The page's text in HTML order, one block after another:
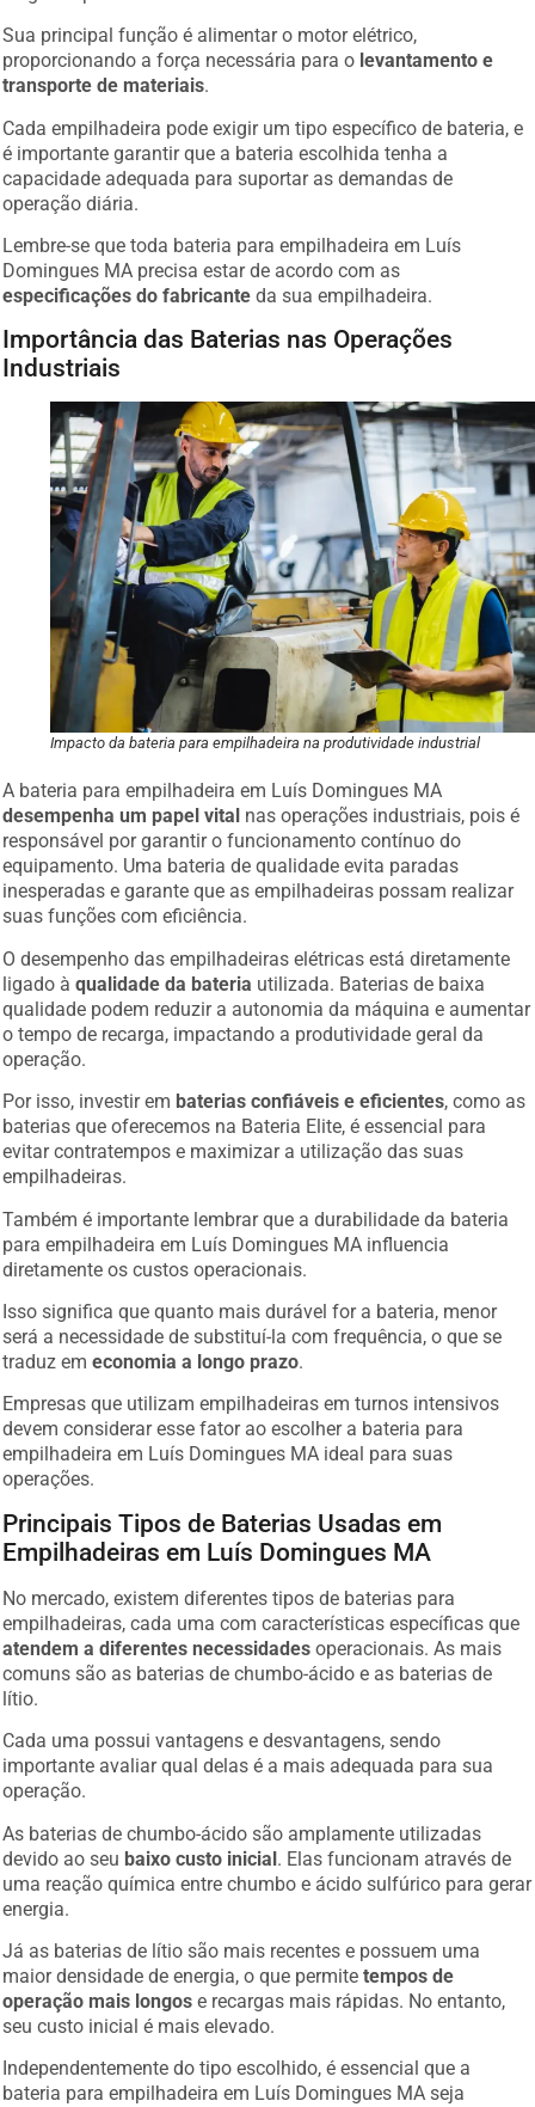
Sua principal função é alimentar o motor elétrico,
proporcionando a força necessária para o levantamento e
transporte de materiais
Cada empilhadeira pode exigir um tipo específico de bateria, e
é importante garantir que a bateria escolhida tenha a
capacidade adequada para suportar as demandas de
operação diária.
Lembre-se que toda bateria para empilhadeira em Luís
Domingues MA precisa estar de acordo com as
especificações do fabricante da sua empilhadeira.
Importância das Baterias nas Operações
Industriais
Impacto da bateria para empilhadeira na produtividade industrial
A bateria para empilhadeira em Luís Domingues MA
desempenha um papel vital nas operações industriais, pois é
responsável por garantir o funcionamento contínuo do
equipamento. Uma bateria de qualidade evita paradas
inesperadas e garante que as empilhadeiras possam realizar
suas funções com eficiência.
O desempenho das empilhadeiras elétricas está diretamente
ligado àqualidade da bateria utilizada. Baterias de baixa
qualidade podem reduzir a autonomia da máquina e aumentar
o tempo de recarga, impactando a produtividade geral da
operação.
Por isso, investir em baterias confiáveis e eficientes , como as
baterias que oferecemos na Bateria Elite, é essencial para
evitar contratempos e maximizar a utilização das suas
empilhadeiras.
Também é importante lembrar que a durabilidade da bateria
para empilhadeira em Luís Domingues MA influencia
diretamente os custos operacionais.
Isso significa que quanto mais durável for a bateria, menor
será a necessidade de substituí-la com frequência, o que se
traduz emeconomia a longo prazo
Empresas que utilizam empilhadeiras em turnos intensivos
devem considerar esse fator ao escolher a bateria para
empilhadeira em Luís Domingues MA ideal para suas
operações.
Principais Tipos de Baterias Usadas em
Empilhadeiras em Luís Domingues MA
No mercado, existem diferentes tipos de baterias para
empilhadeiras, cada uma com características específicas que
atendem a diferentes necessidades operacionais. As mais
comuns são as baterias de chumbo-ácido e as baterias de
lítio.
Cada uma possui vantagens e desvantagens, sendo
importante avaliar qual delas é a mais adequada para sua
operação.
As baterias de chumbo-ácido são amplamente utilizadas
devido ao seu baixo custo inicial . Elas funcionam através de
uma reação química entre chumbo e ácido sulfúrico para gerar
energia.
Já as baterias de lítio são mais recentes e possuem uma
maior densidade de energia, o que permitetempos de
operação mais longos e recargas mais rápidas. No entanto,
seu custo inicial é mais elevado.
Independentemente do tipo escolhido, é essencial que a
bateria para empilhadeira em Luís Domingues MA seja